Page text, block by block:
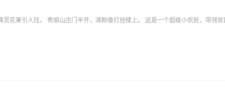
花果引人往。 秀丽山庄门半开，清粉香灯挂楼上。 这是一个超级小农民，带领